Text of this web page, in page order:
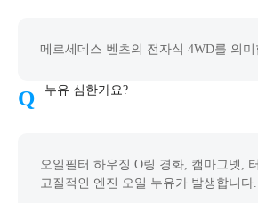
메르세데스 벤츠의 전자식 4WD를 의
누유 심한가요?
오일필터 하우징 O링 경화, 캠마그넷,
고질적인 엔진 오일 누유가 발생합니다.